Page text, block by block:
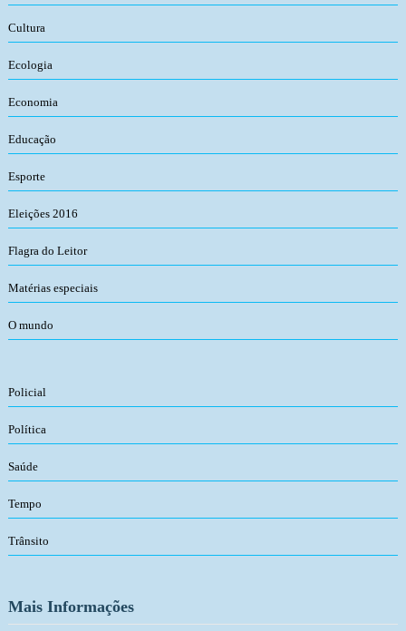
Cultura
Ecologia
Economia
Educação
Esporte
Eleições 2016
Flagra do Leitor
Matérias especiais
O mundo
Policial
Política
Saúde
Tempo
Trânsito
Mais Informações